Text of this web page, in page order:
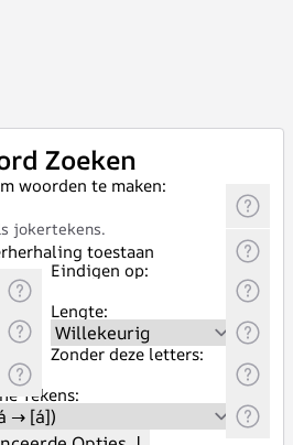
Zoeken
woorden te maken:
jokertekens.
toestaan
Eindigen op:
Lengte:
Zonder deze letters:
Tekens: